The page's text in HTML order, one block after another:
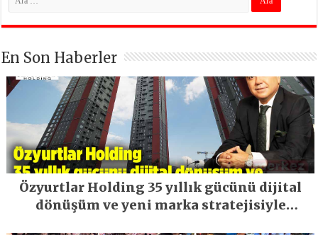
En Son Haberler
Özyurtlar Holding 35 yıllık gücünü dijital
dönüşüm ve yeni marka stratejisiyle